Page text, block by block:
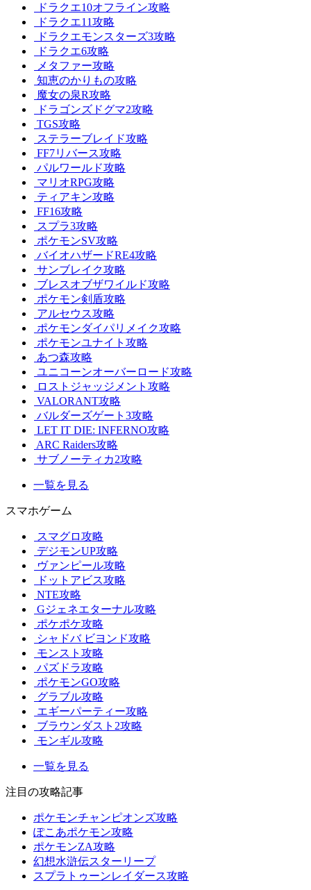
ドラクエ10オフライン攻略
ドラクエ11攻略
ドラクエモンスターズ3攻略
ドラクエ6攻略
メタファー攻略
知恵のかりもの攻略
魔女の泉R攻略
ドラゴンズドグマ2攻略
TGS攻略
ステラーブレイド攻略
FF7リバース攻略
パルワールド攻略
マリオRPG攻略
ティアキン攻略
FF16攻略
スプラ3攻略
ポケモンSV攻略
バイオハザードRE4攻略
サンブレイク攻略
ブレスオブザワイルド攻略
ポケモン剣盾攻略
アルセウス攻略
ポケモンダイパリメイク攻略
ポケモンユナイト攻略
あつ森攻略
ユニコーンオーバーロード攻略
ロストジャッジメント攻略
VALORANT攻略
バルダーズゲート3攻略
LET IT DIE: INFERNO攻略
ARC Raiders攻略
サブノーティカ2攻略
一覧を見る
スマホゲーム
スマグロ攻略
デジモンUP攻略
ヴァンピール攻略
ドットアビス攻略
NTE攻略
Gジェネエターナル攻略
ポケポケ攻略
シャドバ ビヨンド攻略
モンスト攻略
パズドラ攻略
ポケモンGO攻略
グラブル攻略
エギーパーティー攻略
ブラウンダスト2攻略
モンギル攻略
一覧を見る
注目の攻略記事
ポケモンチャンピオンズ攻略
ぽこあポケモン攻略
ポケモンZA攻略
幻想水滸伝スターリープ
スプラトゥーンレイダース攻略